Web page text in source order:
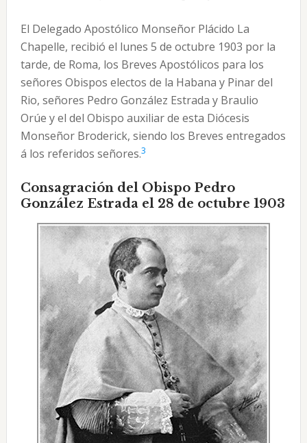
El Delegado Apostólico Monseñor Plácido La
Chapelle, recibió el lunes 5 de octubre 1903 por la
tarde, de Roma, los Breves Apostólicos para los
señores Obispos electos de la Habana y Pinar del
Rio, señores Pedro González Estrada y Braulio
Orúe y el del Obispo auxiliar de esta Diócesis
Monseñor Broderick, siendo los Breves entregados
á los referidos señores.3
Consagración del Obispo Pedro
González Estrada el 28 de octubre 1903